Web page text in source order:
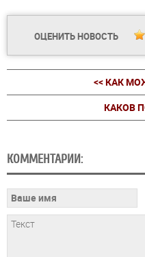
ОЦЕНИТЬ НОВОСТЬ
<< КАК
КАКОВ
КОММЕНТАРИИ: